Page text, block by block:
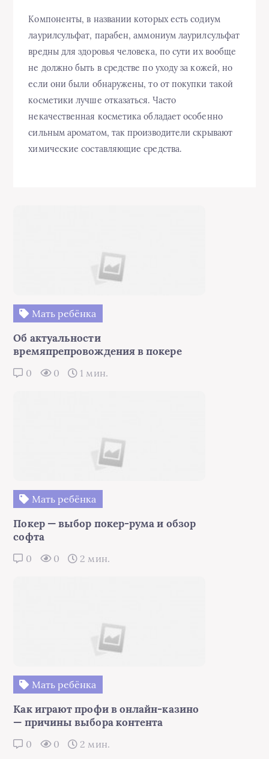
Компоненты, в названии которых есть содиум
лаурилсульфат, парабен, аммониум лаурилсульфат
вредны для здоровья человека, по сути их вообще
не должно быть в средстве по уходу за кожей, но
если они были обнаружены, то от покупки такой
косметики лучше отказаться. Часто
некачественная косметика обладает особенно
сильным ароматом, так производители скрывают
химические составляющие средства.
Мать ребёнка
Об актуальности
времяпрепровождения в покере
0 0 1 мин.
Мать ребёнка
Покер — выбор покер-рума и обзор
софта
0 0 2 мин.
Мать ребёнка
Как играют профи в онлайн-казино
— причины выбора контента
0 0 2 мин.